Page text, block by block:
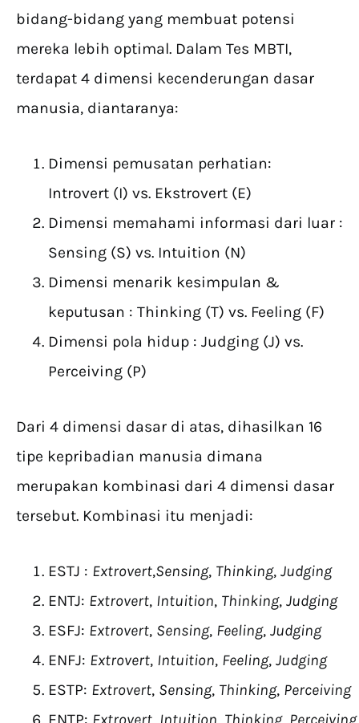
bidang-bidang yang membuat potensi
mereka lebih optimal. Dalam Tes MBTI,
terdapat 4 dimensi kecenderungan dasar
manusia, diantaranya:
Dimensi pemusatan perhatian:
Introvert (I) vs. Ekstrovert (E)
Dimensi memahami informasi dari luar :
Sensing (S) vs. Intuition (N)
Dimensi menarik kesimpulan &
keputusan : Thinking (T) vs. Feeling (F)
Dimensi pola hidup : Judging (J) vs.
Perceiving (P)
Dari 4 dimensi dasar di atas, dihasilkan 16
tipe kepribadian manusia dimana
merupakan kombinasi dari 4 dimensi dasar
tersebut. Kombinasi itu menjadi:
ESTJ : Extrovert,Sensing, Thinking, Judging
ENTJ: Extrovert, Intuition, Thinking, Judging
ESFJ: Extrovert, Sensing, Feeling, Judging
ENFJ: Extrovert, Intuition, Feeling, Judging
ESTP: Extrovert, Sensing, Thinking, Perceiving